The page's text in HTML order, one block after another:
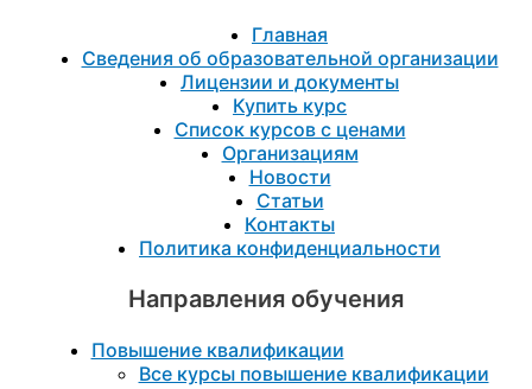
Главная
Сведения об образовательной организации
Лицензии и документы
Купить курс
Список курсов с ценами
Организациям
Новости
Статьи
Контакты
Политика конфиденциальности
Направления обучения
Повышение квалификации
Все курсы повышение квалификации